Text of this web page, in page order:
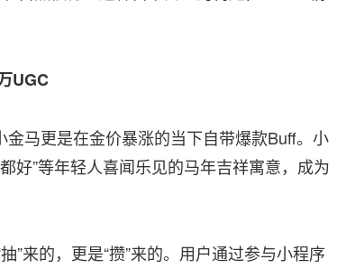
UGC
马更是在金价暴涨的当下自带爆款Buff。小
好”等年轻人喜闻乐见的马年吉祥寓意，成为
来的，更是“攒”来的。用户通过参与小程序